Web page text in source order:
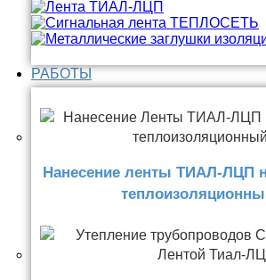
РАБОТЫ
Нанесение ленты ТИАЛ-ЛЦП